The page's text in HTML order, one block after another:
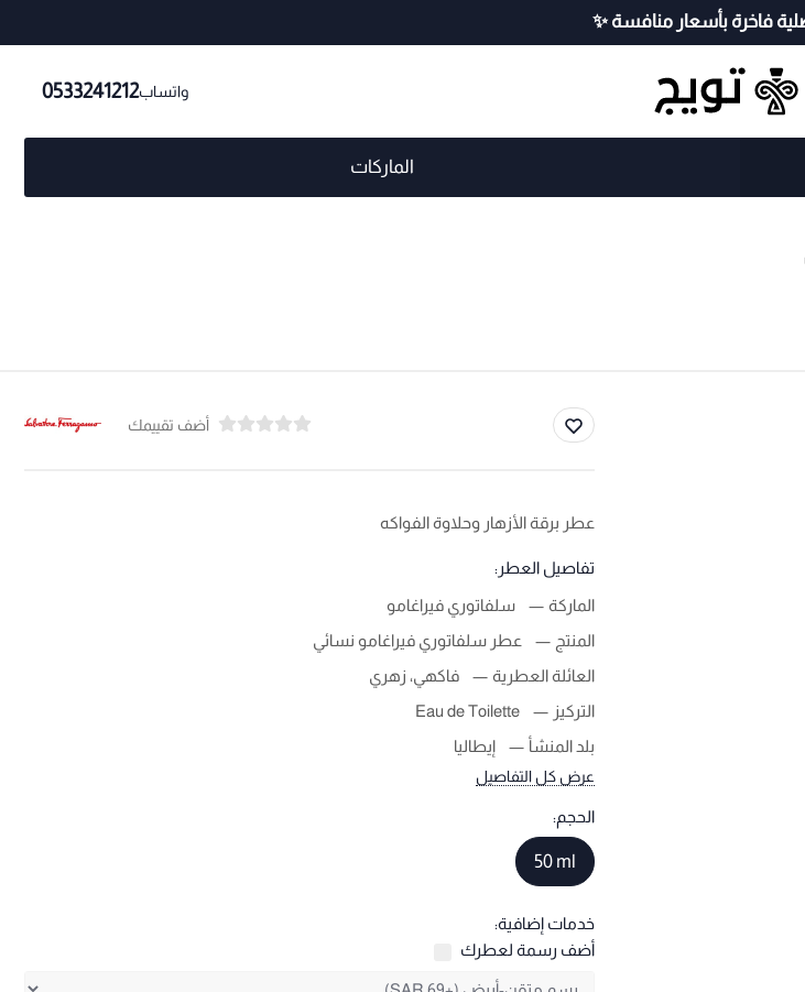
0533241212واتساب
الماركات
أضف تقييمك
عطر برقة الأزهار وحلاوة الفواكه
تفاصيل العطر:
الماركة
سلفاتوري فيراغامو
المنتج
عطر سلفاتوري فيراغامو نسائي
العائلة العطرية
فاكهي، زهري
التركيز
Eau de Toilette
بلد المنشأ
إيطاليا
عرض كل التفاصيل
الحجم:
50 ml
خدمات إضافية:
أضف رسمة لعطرك